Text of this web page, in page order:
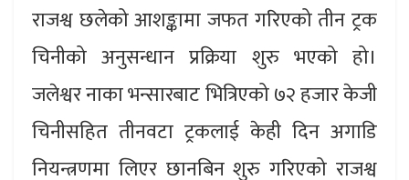
राजश्व छलेको आशङ्कामा जफत गरिएको तीन ट्रक
चिनीको अनुसन्धान प्रक्रिया शुरु भएको हो।
जलेश्वर नाका भन्सारबाट भित्रिएको ७२ हजार केजी
चिनीसहित तीनवटा ट्रकलाई केही दिन अगाडि
नियन्त्रणमा लिएर छानबिन शुरु गरिएको राजश्व